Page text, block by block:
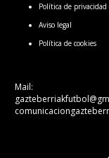
Política de
Aviso legal
Política de cookies
Mail: